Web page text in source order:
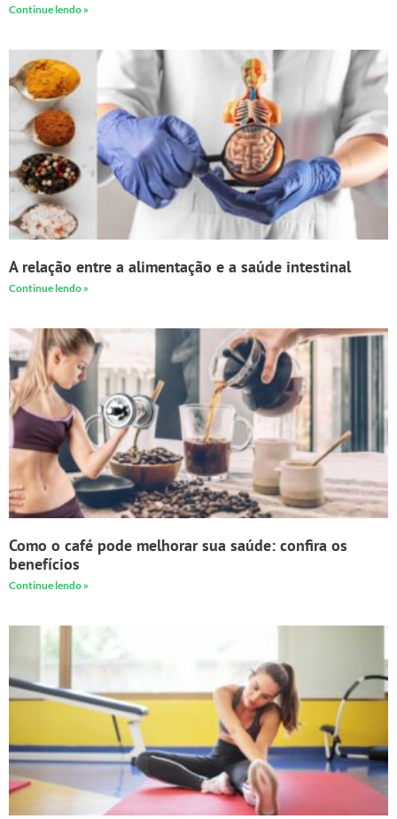
Continue lendo »
A relação entre a alimentação e a saúde intestinal
Continue lendo »
Como o café pode melhorar sua saúde: confira os
benefícios
Continue lendo »